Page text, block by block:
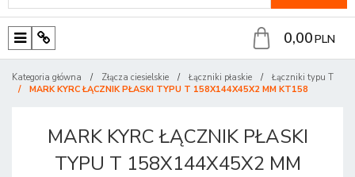
M
n
P
n
0,00PLN
Kategoria główna / Złącza ciesielskie / Łączniki płaskie /
Łączniki typu T
/
MARK KYRC ŁĄCZNIK PŁASKI TYPU T 158X144X45X2 MM KT158
MARK KYRC ŁĄCZNIK PŁASKI
TYPU T 158X144X45X2 MM